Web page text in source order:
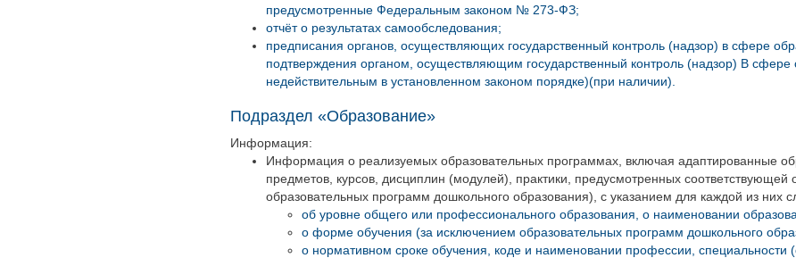
предусмотренные Федеральным законом № 273-ФЗ;
отчёт о результатах самообследования;
предписания органов, осуществляющих государственный контроль (надзор) в сфере
подтверждения органом, осуществляющим государственный контроль (надзор) B
недействительным в установленном законом порядке)(при наличии).
Подраздел «Образование»
Информация:
Информация о реализуемых образовательных программах, включая адаптированные
предметов, курсов, дисциплин (модулей), практики, предусмотренных
образовательных программ дошкольного образования), с указанием для каждой из
об уровне общего или профессионального образования, о наименовании
о форме обучения (за исключением образовательных программ дошкольного
о нормативном сроке обучения, коде и наименовании профессии, специальности